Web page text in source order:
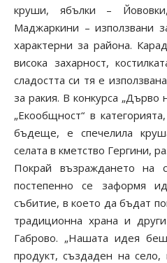
круши, ябълки –
Маджаркини – използвани
характерни за района.
висока захарност,
сладостта си тя е
за ракия. В конкурса „Дърво
„Екообщност“ в
бъдеще, е спечелила
селата в кметство Гергини,
Покрай възраждането на
постепенно се заформя
събитие, в което да бъдат
традиционна храна и
Габрово. „Нашата идея
продукт, създаден на село,